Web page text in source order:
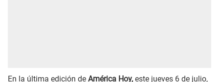
En la última edición de América Hoy, este jueves 6 de julio,